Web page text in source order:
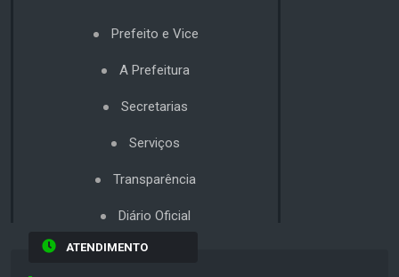
Prefeito e Vice
A Prefeitura
Secretarias
Serviços
Transparência
Diário Oficial
ATENDIMENTO